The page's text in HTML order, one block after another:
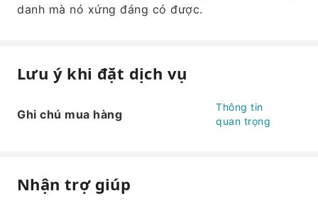
danh mà nó xứng đáng có được.
Lưu ý khi đặt dịch vụ
Ghi chú mua hàng
Thông tin
quan trọng
Nhận trợ giúp